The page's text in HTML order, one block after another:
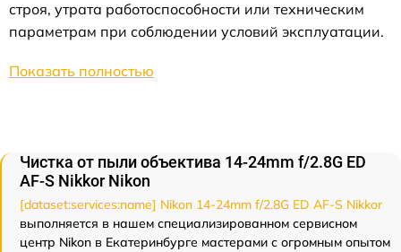
строя, утрата работоспособности или техническим
параметрам при соблюдении условий эксплуатации.
Показать полностью
Чистка от пыли объектива 14-24mm f/2.8G ED
AF-S Nikkor Nikon
[dataset:services:name] Nikon 14-24mm f/2.8G ED AF-S Nikkor
выполняется в нашем специализированном сервисном
центр Nikon в Екатеринбурге мастерами с огромным опытом